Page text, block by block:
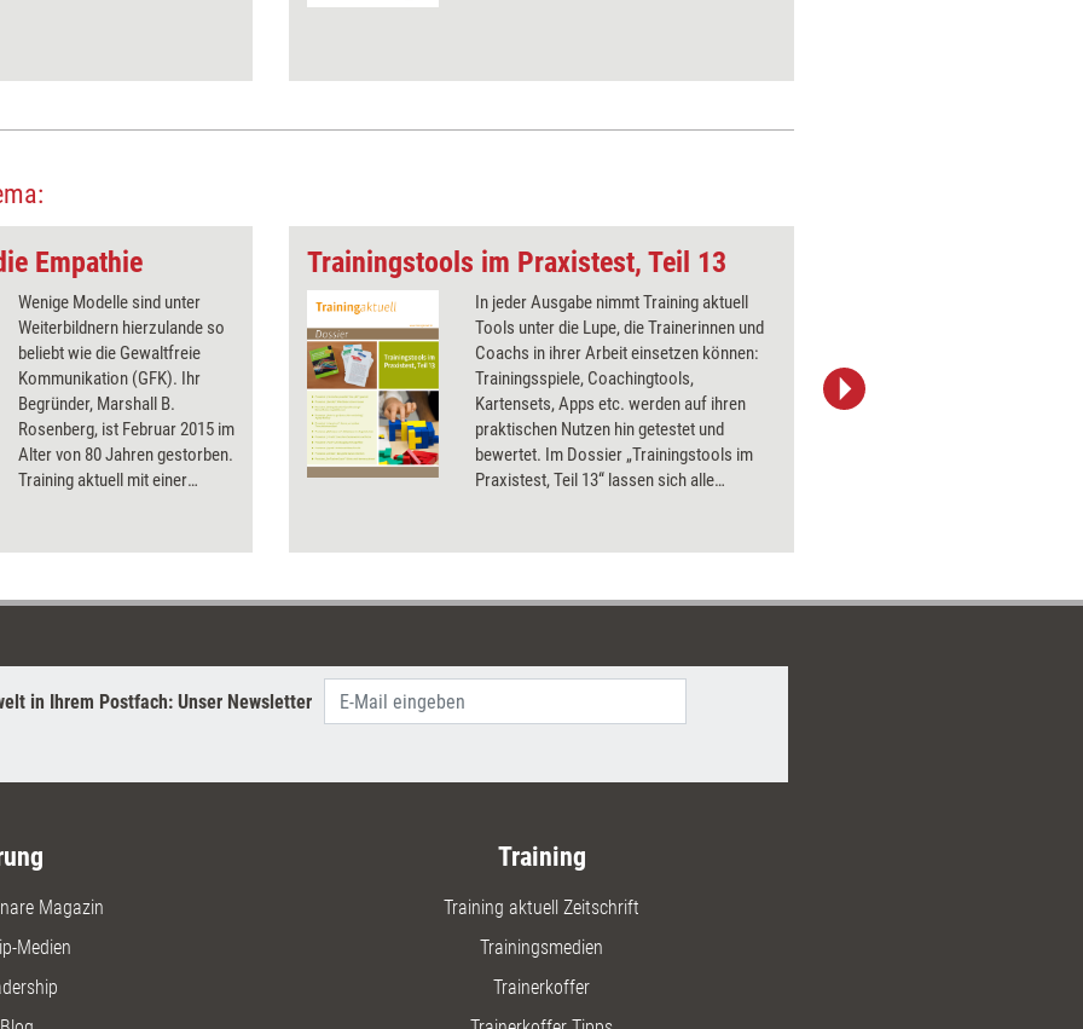
Empathie
Wenige Modelle sind unter
Weiterbildnern hierzulande so
beliebt wie die Gewaltfreie
Kommunikation (GFK). Ihr
Begründer, Marshall B.
Rosenberg, ist Februar 2015 im
Alter von 80 Jahren gestorben.
Training aktuell mit einer
Schaffens.
Trainingstools im Praxistest, Teil 13
In jeder Ausgabe nimmt Training aktuell
Tools unter die Lupe, die Trainerinnen und
Coachs in ihrer Arbeit einsetzen können:
Trainingsspiele, Coachingtools,
Kartensets, Apps etc. werden auf ihren
praktischen Nutzen hin getestet und
bewertet. Im Dossier „Trainingstools im
Praxistest, Teil 13“ lassen sich alle
in Ihrem Postfach: Unser Newsletter
Magazin
Medien
Training
Training aktuell Zeitschrift
Trainingsmedien
Trainerkoffer